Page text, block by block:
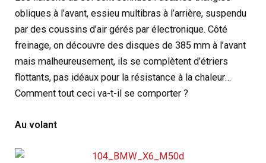
obliques à l’avant, essieu multibras à l’arrière, suspendu
par des coussins d’air gérés par électronique. Côté
freinage, on découvre des disques de 385 mm à l’avant
mais malheureusement, ils se complètent d’étriers
flottants, pas idéaux pour la résistance à la chaleur…
Comment tout ceci va-t-il se comporter ?
Au volant